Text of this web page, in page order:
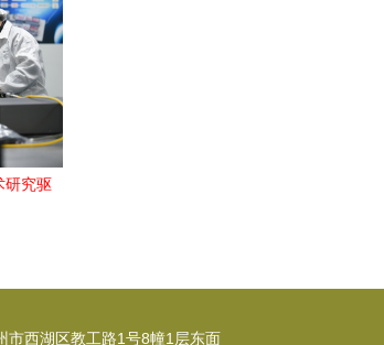
研究驱
市西湖区教工路1号8幢1层东面